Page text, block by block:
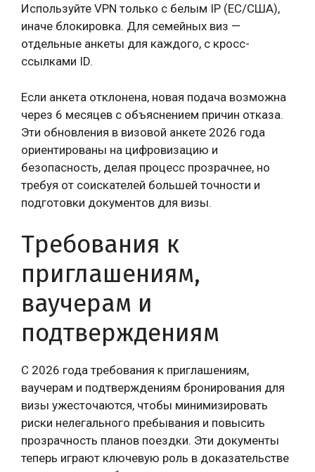
Используйте VPN только с белым IP (ЕС/США),
иначе блокировка. Для семейных виз —
отдельные анкеты для каждого, с кросс-
ссылками ID.
Если анкета отклонена, новая подача возможна
через 6 месяцев с объяснением причин отказа.
Эти обновления в визовой анкете 2026 года
ориентированы на цифровизацию и
безопасность, делая процесс прозрачнее, но
требуя от соискателей большей точности и
подготовки документов для визы.
Требования к
приглашениям,
ваучерам и
подтверждениям
С 2026 года требования к приглашениям,
ваучерам и подтверждениям бронирования для
визы ужесточаются, чтобы минимизировать
риски нелегального пребывания и повысить
прозрачность планов поездки. Эти документы
теперь играют ключевую роль в доказательстве